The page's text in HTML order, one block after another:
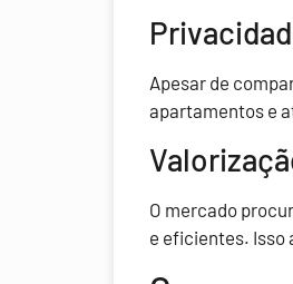
Apesar de
apartamentos e
O mercado
e eficientes. Isso